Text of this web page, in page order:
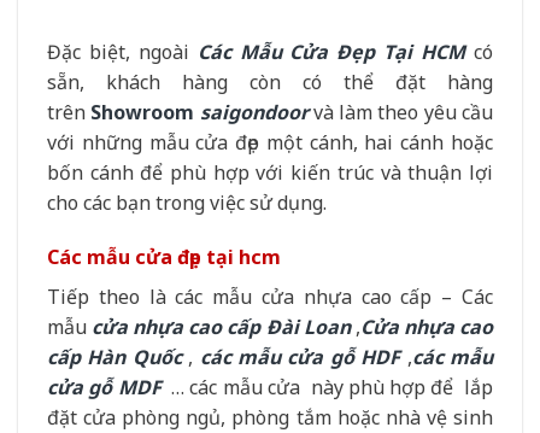
Đặc biệt, ngoài Các Mẫu Cửa Đẹp Tại HCMcó
sẵn, khách hàng còn có thể đặt hàng
trên Showroom saigondoorvà làm theo yêu cầu
với những mẫu cửa đẹp một cánh, hai cánh hoặc
bốn cánh để phù hợp với kiến trúc và thuận lợi
cho các bạn trong việc sử dụng.
Các mẫu cửa đẹp tại hcm
Tiếp theo là các mẫu cửa nhựa cao cấp – Các
mẫu cửa nhựa cao cấp Đài Loan,Cửa nhựa cao
cấp Hàn Quốc, các mẫu cửa gỗ HDF,các mẫu
cửa gỗ MDF… các mẫu cửa này phù hợp để lắp
đặt cửa phòng ngủ, phòng tắm hoặc nhà vệ sinh